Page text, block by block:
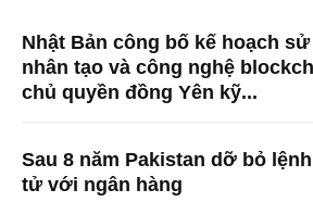
Nhật Bản công bố kế hoạch
nhân tạo và công nghệ
chủ quyền đồng Yên kỹ...
Sau 8 năm Pakistan dỡ bỏ
tử với ngân hàng